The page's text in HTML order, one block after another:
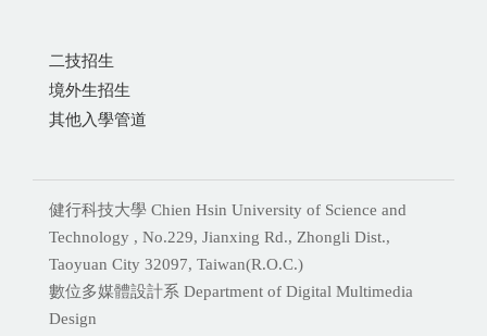
二技招生
境外生招生
其他入學管道
健行科技大學 Chien Hsin University of Science and
Technology , No.229, Jianxing Rd., Zhongli Dist.,
Taoyuan City 32097, Taiwan(R.O.C.)
數位多媒體設計系 Department of Digital Multimedia
Design